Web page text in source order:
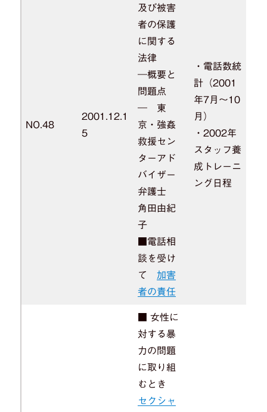
NO.48
2001.12.1
5
及び被害
者の保護
に関する
法律
―概要と
問題点
― 東
京・強姦
救援セン
ターアド
バイザー
弁護士
角田由紀
子
■電話相
談を受け
て加害
者の責任
・電話数統
計（2001
年7月～10
月）
・2002年
スタッフ養
成トレーニ
ング日程
■ 女性に
対する暴
力の問題
に取り組
むとき
セクシャ